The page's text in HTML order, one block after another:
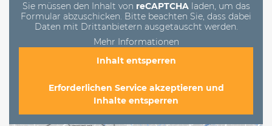
Sie müssen den Inhalt von reCAPTCHAladen, um das
Formular abzuschicken. Bitte beachten Sie, dass dabei
Daten mit Drittanbietern ausgetauscht werden.
Mehr Informationen
Inhalt entsperren
Erforderlichen Service akzeptieren und
Inhalte entsperren